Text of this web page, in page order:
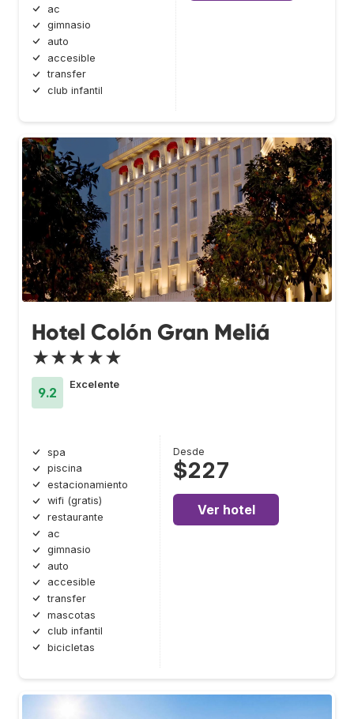
ac
gimnasio
auto
accesible
transfer
club infantil
Hotel Colón Gran Meliá
★★★★★
9.2
Excelente
spa
piscina
estacionamiento
wifi (gratis)
restaurante
ac
gimnasio
auto
accesible
transfer
mascotas
club infantil
bicicletas
Desde
$227
Ver hotel